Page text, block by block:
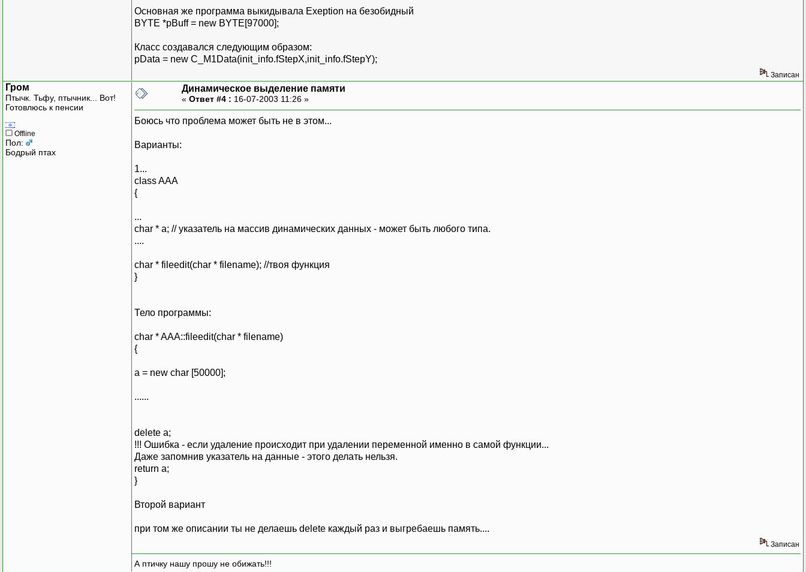
BYTE cmd;
double kf;
int dx1;
int dx2;
";
s_buffcoord *pBuffCoord;
BYTE *pBuffBin;
Основная же программа выкидывала Exeption на безобидный
BYTE *pBuff = new BYTE[97000];
Класс создавался следующим образом:
pData = new C_M1Data(init_info.fStepX,init_info.fStepY);
Записан
Гром
Птычк. Тьфу, птычник... Вот!
Готовлюсь к пенсии
Offline
Пол:
Бодрый птах
Динамическое выделение памяти
« Ответ #4 : 16-07-2003 11:26 »
Боюсь что проблема может быть не в этом...
Варианты:
1...
class AAA
{
...
char * a; // указатель на массив динамических данных - может быть любого типа.
....
char * fileedit(char * filename); //твоя функция
}
Тело программы:
char * AAA::fileedit(char * filename)
{
a = new char [50000];
......
delete a;
!!! Ошибка - если удаление происходит при удалении переменной именно в самой функции...
Даже запомнив указатель на данные - этого делать нельзя.
return a;
}
Второй вариант
при том же описании ты не делаешь delete каждый раз и выгребаешь память....
Записан
А птичку нашу прошу не обижать!!!